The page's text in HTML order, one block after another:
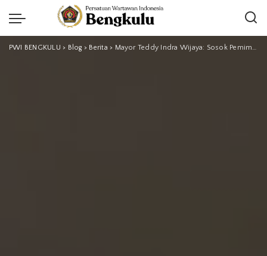
PWI BENGKULU > Blog > Berita > Mayor Teddy Indra Wijaya: Sosok Pemimpin Tangguh di Balik Seragam